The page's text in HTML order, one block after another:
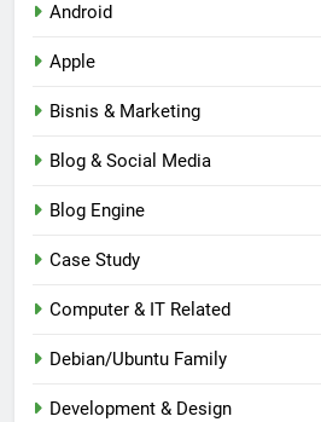
Android
Apple
Bisnis & Marketing
Blog & Social Media
Blog Engine
Case Study
Computer & IT Related
Debian/Ubuntu Family
Development & Design